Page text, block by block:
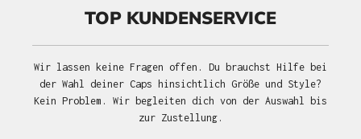
TOP KUNDENSERVICE
Wir lassen keine Fragen offen. Du brauchst Hilfe bei
der Wahl deiner Caps hinsichtlich Größe und Style?
Kein Problem. Wir begleiten dich von der Auswahl bis
zur Zustellung.